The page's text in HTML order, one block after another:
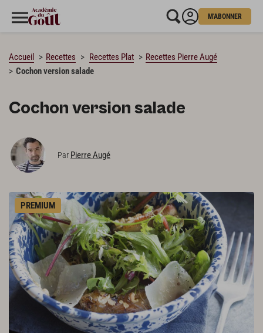
M'ABONNER
Accueil Recettes Recettes Plat
Recettes Pierre Augé
Cochon version salade
Cochon version salade
Par Pierre Augé
PREMIUM
CHARGEMENT…